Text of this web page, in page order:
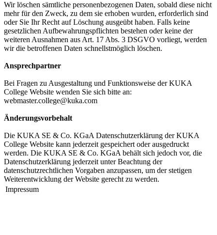
Wir löschen sämtliche personenbezogenen Daten, sobald diese nicht
mehr für den Zweck, zu dem sie erhoben wurden, erforderlich sind
oder Sie Ihr Recht auf Löschung ausgeübt haben. Falls keine
gesetzlichen Aufbewahrungspflichten bestehen oder keine der
weiteren Ausnahmen aus Art. 17 Abs. 3 DSGVO vorliegt, werden
wir die betroffenen Daten schnellstmöglich löschen.
Ansprechpartner
Bei Fragen zu Ausgestaltung und Funktionsweise der KUKA
College Website wenden Sie sich bitte an:
webmaster.college@kuka.com
Änderungsvorbehalt
Die KUKA SE & Co. KGaA Datenschutzerklärung der KUKA
College Website kann jederzeit gespeichert oder ausgedruckt
werden. Die KUKA SE & Co. KGaA behält sich jedoch vor, die
Datenschutzerklärung jederzeit unter Beachtung der
datenschutzrechtlichen Vorgaben anzupassen, um der stetigen
Weiterentwicklung der Website gerecht zu werden.
Impressum